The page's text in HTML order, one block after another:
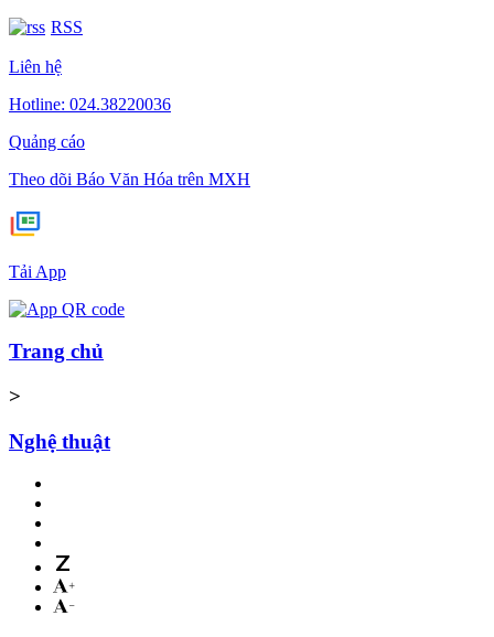
RSS
Liên hệ
Hotline: 024.38220036
Quảng cáo
Theo dõi Báo Văn Hóa trên MXH
Tải App
Trang chủ
>
Nghệ thuật